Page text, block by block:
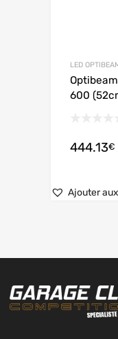
LED
600
444.13€
Ajouter